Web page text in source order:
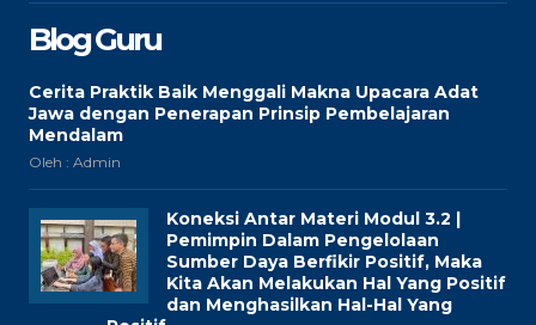
Blog Guru
Cerita Praktik Baik Menggali Makna Upacara Adat
Jawa dengan Penerapan Prinsip Pembelajaran
Mendalam
Oleh : Admin
Koneksi Antar Materi Modul 3.2 |
Pemimpin Dalam Pengelolaan
Sumber Daya Berfikir Positif, Maka
Kita Akan Melakukan Hal Yang Positif
dan Menghasilkan Hal-Hal Yang